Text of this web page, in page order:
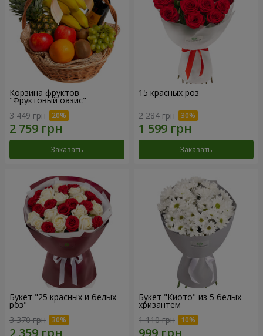
Корзина фруктов
"Фруктовый оазис"
3 449 грн
Заказать
15 красных роз
2 284 грн
Заказать
Букет "25 красных и белых
роз"
3 370 грн
Букет "Киото" из 5 белых
хризантем
1 110 грн